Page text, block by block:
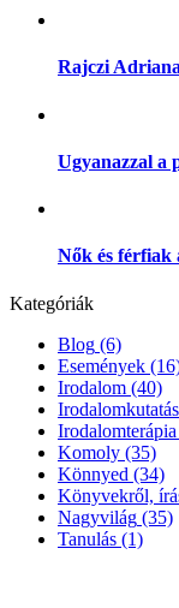
Rajczi
Ugyanazzal a
Nők és férfiak
Kategóriák
Blog (6)
Események
Irodalom (40)
Irodalomkutatás
Irodalomterápia
Komoly (35)
Könnyed (34)
Könyvekről,
Nagyvilág (35)
Tanulás (1)